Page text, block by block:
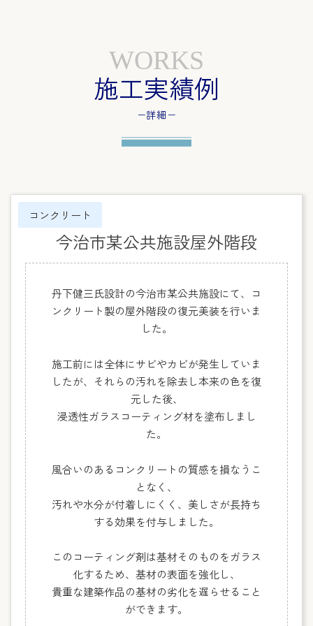
WORKS
施工実績例
−詳細−
コンクリート
今治市某公共施設屋外階段
丹下健三氏設計の今治市某公共施設にて、コ
ンクリート製の屋外階段の復元美装を行いま
した。
施工前には全体にサビやカビが発生していま
したが、それらの汚れを除去し本来の色を復
元した後、
浸透性ガラスコーティング材を塗布しまし
た。
風合いのあるコンクリートの質感を損なうこ
となく、
汚れや水分が付着しにくく、 美しさが長持ち
する効果を付与しました。
このコーティング剤は基材そのものをガラス
化するため、 基材の表面を強化し、
貴重な建築作品の基材の劣化を遅らせること
ができます。